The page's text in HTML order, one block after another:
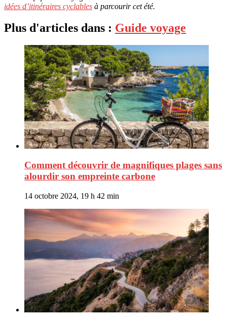
idées d’itinéraires cyclables à parcourir cet été.
Plus d'articles dans : Guide voyage
Comment découvrir de magnifiques plages sans
alourdir son empreinte carbone
14 octobre 2024, 19 h 42 min